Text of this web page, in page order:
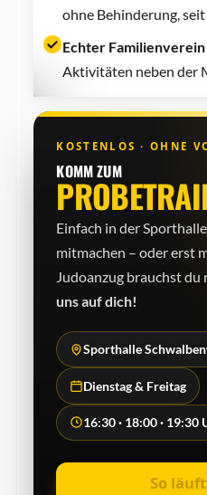
ohne Behinderung,
Echter Familienverein
Aktivitäten neben der
KOSTENLOS · OHNE
KOMM ZUM
Einfach in der
mitmachen – oder erst
Judo­anzug brauchst
uns auf dich!
Sporthalle
Dienstag & Freitag
16:30 · 18:00 · 19:30
So